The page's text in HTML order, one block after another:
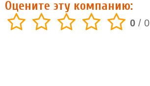
Оцените эту компанию:
0 / 0